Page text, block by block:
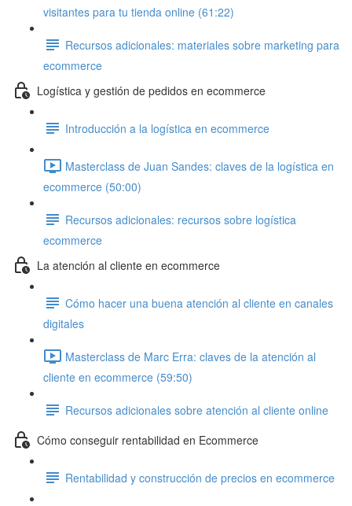
visitantes para tu tienda online (61:22)
Recursos adicionales: materiales sobre marketing para
ecommerce
Logística y gestión de pedidos en ecommerce
Introducción a la logística en ecommerce
Masterclass de Juan Sandes: claves de la logística en
ecommerce (50:00)
Recursos adicionales: recursos sobre logística
ecommerce
La atención al cliente en ecommerce
Cómo hacer una buena atención al cliente en canales
digitales
Masterclass de Marc Erra: claves de la atención al
cliente en ecommerce (59:50)
Recursos adicionales sobre atención al cliente online
Cómo conseguir rentabilidad en Ecommerce
Rentabilidad y construcción de precios en ecommerce